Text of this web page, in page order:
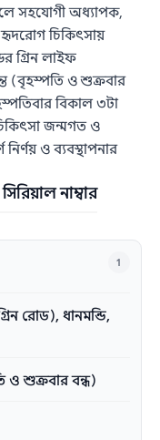
সহযোগী অধ্যাপক,
চিকিৎসায়
গ্রিন লাইফ
(বৃহস্পতি ও শুক্রবার
বিকাল ৩টা
জন্মগত ও
ও ব্যবস্থাপনার
নাম্বার
1
রোড), ধানমন্ডি,
ও শুক্রবার বন্ধ)